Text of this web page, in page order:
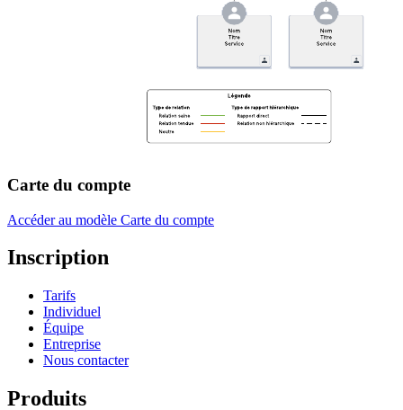
Carte du compte
Accéder au modèle Carte du compte
Inscription
Tarifs
Individuel
Équipe
Entreprise
Nous contacter
Produits